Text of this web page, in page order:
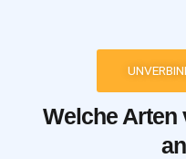
Welche Arten